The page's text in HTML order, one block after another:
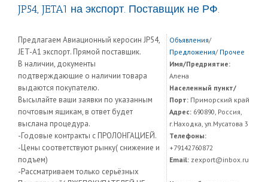
JP54, JETA1 на экспорт. Поставщик не РФ.
Предлагаем Авиационный керосин JP54,
JET-A1 экспорт. Прямой поставщик.
В наличии, документы
подтверждающие о наличии товара
выдаются покупателю.
Высылайте ваши заявки по указанным
почтовым ящикам, в ответ будет
выслана процедура.
-Годовые контракты с ПРОЛОНГАЦИЕЙ.
-Цены соответствуют рынку( снижение и
подъем)
-Рассматриваем только серьёзных
Объявления/
Предложения/ Прочее
Имя/Предриятие:
Алена
Населенный пункт/
Порт:Приморский край
Адрес:690890, Россия,
г.Находка, ул.Мусатова 3
Телефоны:
+79142760872
Email:zexport@inbox.ru